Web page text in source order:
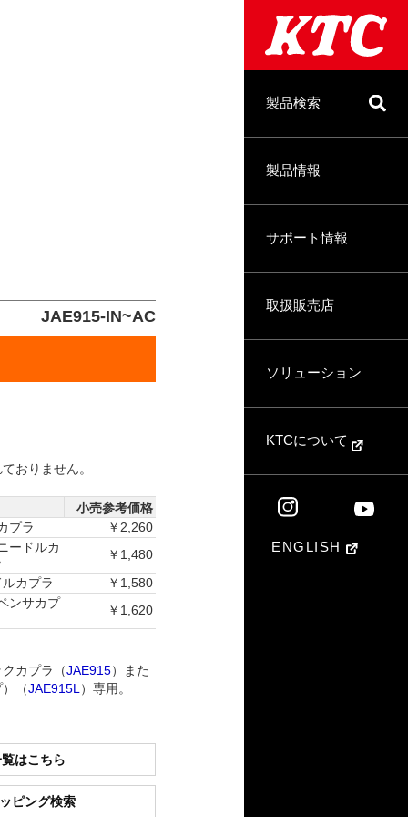
製品検索
製品情報
サポート情報
取扱販売店
ソリューション
KTCについて
ENGLISH
JAE915-IN~AC
おりません。
小売参考価格
プラ
￥2,260
ードルカ
￥1,480
カプラ
￥1,580
ンサカプ
￥1,620
カプラ（JAE915）また
（JAE915L ）専用。
はこちら
ピング検索